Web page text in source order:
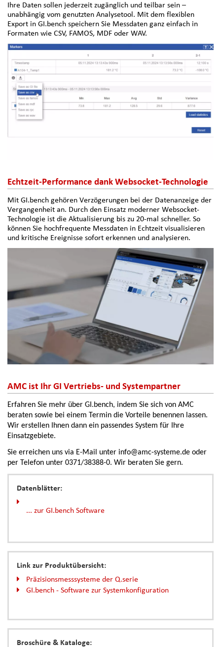
Ihre Daten sollen jederzeit zugänglich und teilbar sein –
unabhängig vom genutzten Analysetool. Mit dem flexiblen
Export in GI.bench speichern Sie Messdaten ganz einfach in
Formaten wie CSV, FAMOS, MDF oder WAV.
Echtzeit-Performance dank Websocket-Technologie
Mit GI.bench gehören Verzögerungen bei der Datenanzeige der
Vergangenheit an. Durch den Einsatz moderner Websocket-
Technologie ist die Aktualisierung bis zu 20-mal schneller. So
können Sie hochfrequente Messdaten in Echtzeit visualisieren
und kritische Ereignisse sofort erkennen und analysieren.
AMC ist Ihr GI Vertriebs- und Systempartner
Erfahren Sie mehr über GI.bench, indem Sie sich von AMC
beraten sowie bei einem Termin die Vorteile benennen lassen.
Wir erstellen Ihnen dann ein passendes System für Ihre
Einsatzgebiete.
Sie erreichen uns via E-Mail unter info@amc-systeme.de oder
per Telefon unter 0371/38388-0. Wir beraten Sie gern.
Datenblätter:
... zur GI.bench Software
Link zur Produktübersicht:
Präzisionsmesssysteme der Q.serie
GI.bench - Software zur Systemkonfiguration
Broschüre & Kataloge: